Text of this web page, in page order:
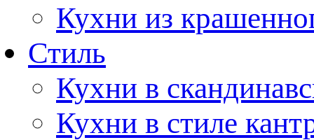
Кухни из
Стиль
Кухни в
Кухни в стиле